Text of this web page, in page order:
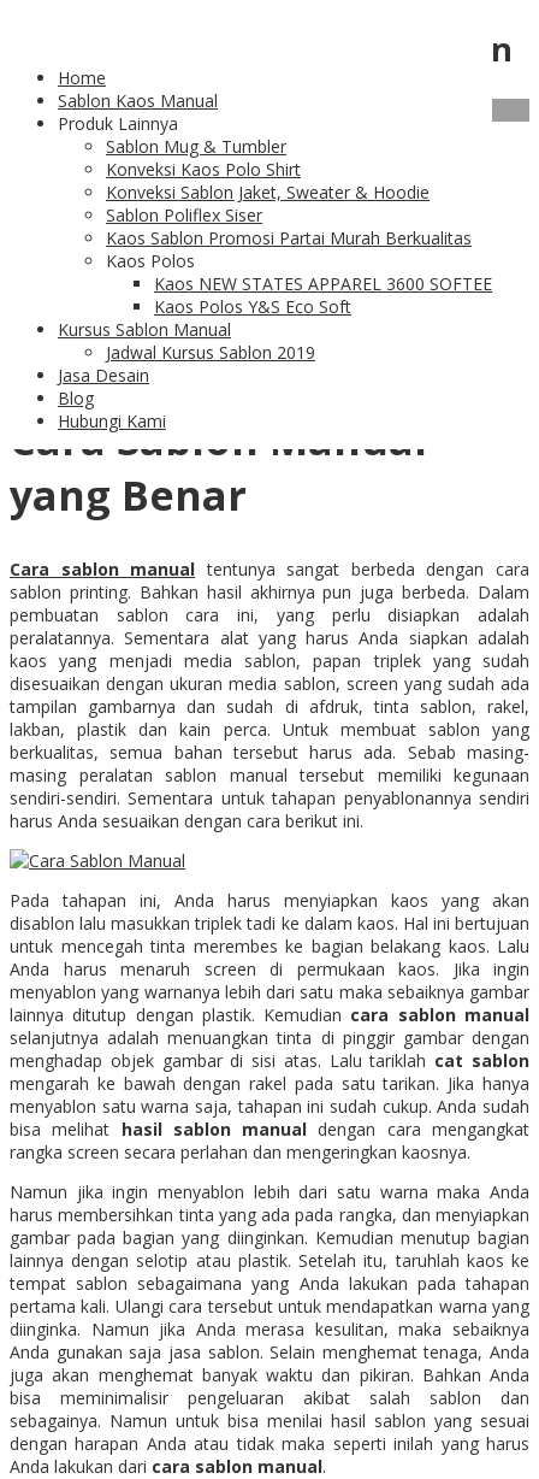
Home
Sablon Kaos Manual
Produk Lainnya
Sablon Mug & Tumbler
Konveksi Kaos Polo Shirt
Konveksi Sablon Jaket, Sweater & Hoodie
Sablon Poliflex Siser
Kaos Sablon Promosi Partai Murah Berkualitas
Kaos Polos
Kaos NEW STATES APPAREL 3600 SOFTEE
Kaos Polos Y&S Eco Soft
Kursus Sablon Manual
Jadwal Kursus Sablon 2019
Jasa Desain
Blog
Hubungi Kami
Cara Sablon
Feb
Cara Sablon Manual
Terbaik dan Termudah
yang Pernah Ada
Cara Sablon Manual
yang Benar
Cara sablon manual tentunya sangat berbeda dengan cara
sablon printing. Bahkan hasil akhirnya pun juga berbeda. Dalam
pembuatan sablon cara ini, yang perlu disiapkan adalah
peralatannya. Sementara alat yang harus Anda siapkan adalah
kaos yang menjadi media sablon, papan triplek yang sudah
disesuaikan dengan ukuran media sablon, screen yang sudah ada
tampilan gambarnya dan sudah di afdruk, tinta sablon, rakel,
lakban, plastik dan kain perca. Untuk membuat sablon yang
berkualitas, semua bahan tersebut harus ada. Sebab masing-
masing peralatan sablon manual tersebut memiliki kegunaan
sendiri-sendiri. Sementara untuk tahapan penyablonannya sendiri
harus Anda sesuaikan dengan cara berikut ini.
Pada tahapan ini, Anda harus menyiapkan kaos yang akan
disablon lalu masukkan triplek tadi ke dalam kaos. Hal ini bertujuan
untuk mencegah tinta merembes ke bagian belakang kaos. Lalu
Anda harus menaruh screen di permukaan kaos. Jika ingin
menyablon yang warnanya lebih dari satu maka sebaiknya gambar
lainnya ditutup dengan plastik. Kemudian cara sablon manual
selanjutnya adalah menuangkan tinta di pinggir gambar dengan
menghadap objek gambar di sisi atas. Lalu tariklah cat sablon
mengarah ke bawah dengan rakel pada satu tarikan. Jika hanya
menyablon satu warna saja, tahapan ini sudah cukup. Anda sudah
bisa melihat hasil sablon manual dengan cara mengangkat
rangka screen secara perlahan dan mengeringkan kaosnya.
Namun jika ingin menyablon lebih dari satu warna maka Anda
harus membersihkan tinta yang ada pada rangka, dan menyiapkan
gambar pada bagian yang diinginkan. Kemudian menutup bagian
lainnya dengan selotip atau plastik. Setelah itu, taruhlah kaos ke
tempat sablon sebagaimana yang Anda lakukan pada tahapan
pertama kali. Ulangi cara tersebut untuk mendapatkan warna yang
diinginka. Namun jika Anda merasa kesulitan, maka sebaiknya
Anda gunakan saja jasa sablon. Selain menghemat tenaga, Anda
juga akan menghemat banyak waktu dan pikiran. Bahkan Anda
bisa meminimalisir pengeluaran akibat salah sablon dan
sebagainya. Namun untuk bisa menilai hasil sablon yang sesuai
dengan harapan Anda atau tidak maka seperti inilah yang harus
Anda lakukan dari cara sablon manual.